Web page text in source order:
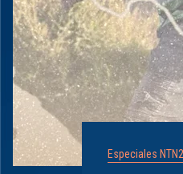
Especiales